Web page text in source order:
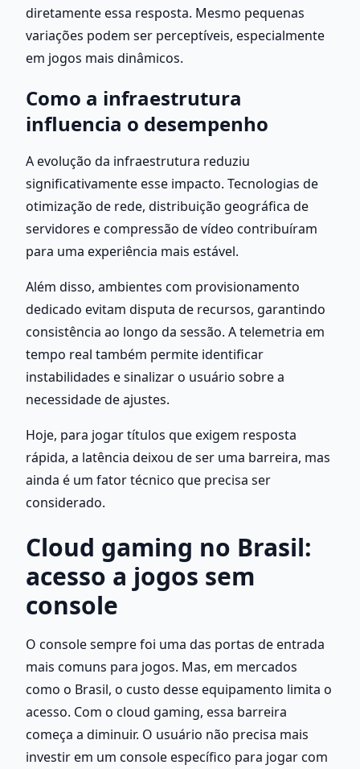
diretamente essa resposta. Mesmo pequenas
variações podem ser perceptíveis, especialmente
em jogos mais dinâmicos.
Como a infraestrutura
influencia o desempenho
A evolução da infraestrutura reduziu
significativamente esse impacto. Tecnologias de
otimização de rede, distribuição geográfica de
servidores e compressão de vídeo contribuíram
para uma experiência mais estável.
Além disso, ambientes com provisionamento
dedicado evitam disputa de recursos, garantindo
consistência ao longo da sessão. A telemetria em
tempo real também permite identificar
instabilidades e sinalizar o usuário sobre a
necessidade de ajustes.
Hoje, para jogar títulos que exigem resposta
rápida, a latência deixou de ser uma barreira, mas
ainda é um fator técnico que precisa ser
considerado.
Cloud gaming no Brasil:
acesso a jogos sem
console
O console sempre foi uma das portas de entrada
mais comuns para jogos. Mas, em mercados
como o Brasil, o custo desse equipamento limita o
acesso. Com o cloud gaming, essa barreira
começa a diminuir. O usuário não precisa mais
investir em um console específico para jogar com